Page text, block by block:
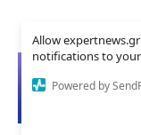
Allow
notifications to
Powered by